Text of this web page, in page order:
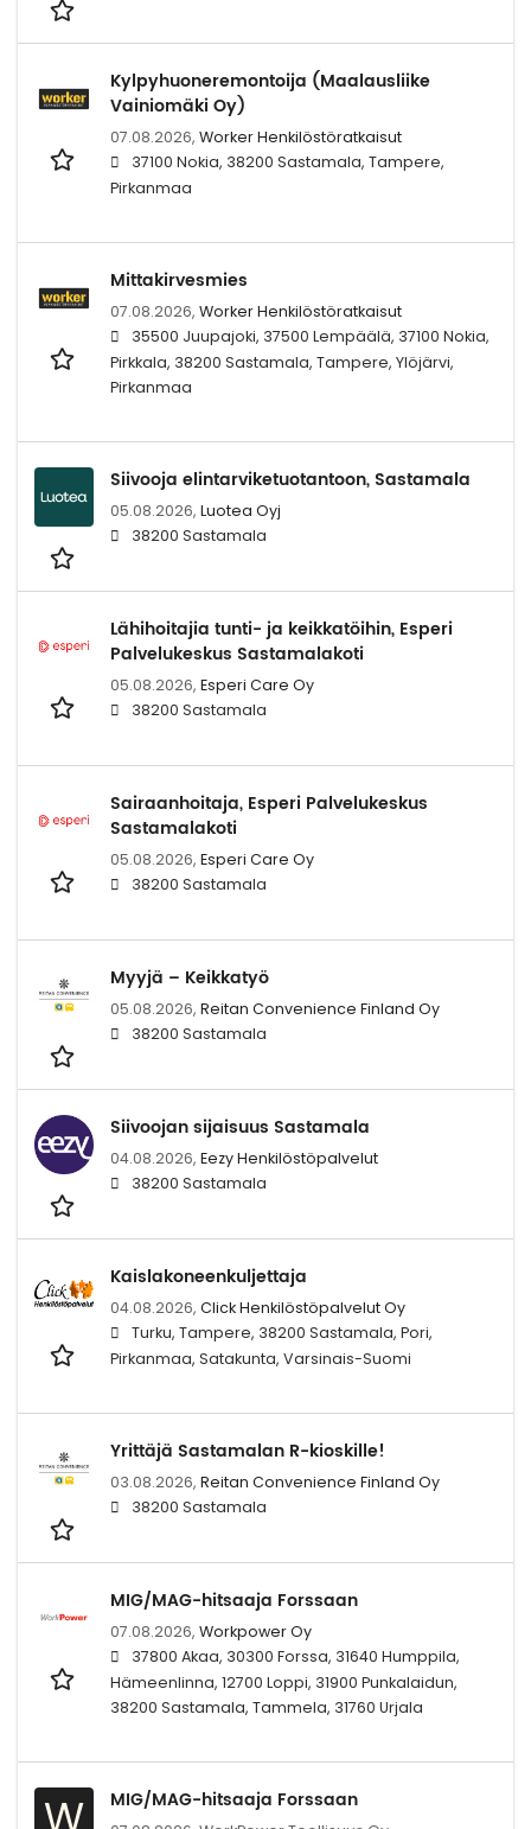
Kylpyhuoneremontoija (Maalausliike
Vainiomäki Oy)
07.08.2026, Worker Henkilöstöratkaisut
37100 Nokia, 38200 Sastamala, Tampere,
Pirkanmaa
Mittakirvesmies
07.08.2026, Worker Henkilöstöratkaisut
35500 Juupajoki, 37500 Lempäälä, 37100 Nokia,
Pirkkala, 38200 Sastamala, Tampere, Ylöjärvi,
Pirkanmaa
Siivooja elintarviketuotantoon, Sastamala
05.08.2026, Luotea Oyj
38200 Sastamala
Lähihoitajia tunti- ja keikkatöihin, Esperi
Palvelukeskus Sastamalakoti
05.08.2026, Esperi Care Oy
38200 Sastamala
Sairaanhoitaja, Esperi Palvelukeskus
Sastamalakoti
05.08.2026, Esperi Care Oy
38200 Sastamala
Myyjä – Keikkatyö
05.08.2026, Reitan Convenience Finland Oy
38200 Sastamala
Siivoojan sijaisuus Sastamala
04.08.2026, Eezy Henkilöstöpalvelut
38200 Sastamala
Kaislakoneenkuljettaja
04.08.2026, Click Henkilöstöpalvelut Oy
Turku, Tampere, 38200 Sastamala, Pori,
Pirkanmaa, Satakunta, Varsinais-Suomi
Yrittäjä Sastamalan R-kioskille!
03.08.2026, Reitan Convenience Finland Oy
38200 Sastamala
MIG/MAG-hitsaaja Forssaan
07.08.2026, Workpower Oy
37800 Akaa, 30300 Forssa, 31640 Humppila,
Hämeenlinna, 12700 Loppi, 31900 Punkalaidun,
38200 Sastamala, Tammela, 31760 Urjala
MIG/MAG-hitsaaja Forssaan